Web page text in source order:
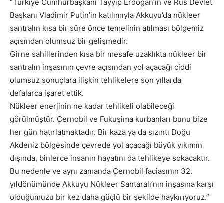
“Türkiye Cumhurbaşkanı Tayyip Erdoğan’ın ve Rus Devlet
Başkanı Vladimir Putin’in katılımıyla Akkuyu’da nükleer
santralın kısa bir süre önce temelinin atılması bölgemiz
açısından olumsuz bir gelişmedir.
Girne sahillerinden kısa bir mesafe uzaklıkta nükleer bir
santralın inşasının çevre açısından yol açacağı ciddi
olumsuz sonuçlara ilişkin tehlikelere son yıllarda
defalarca işaret ettik.
Nükleer enerjinin ne kadar tehlikeli olabileceği
görülmüştür. Çernobil ve Fukuşima kurbanları bunu bize
her gün hatırlatmaktadır. Bir kaza ya da sızıntı Doğu
Akdeniz bölgesinde çevrede yol açacağı büyük yıkımın
dışında, binlerce insanın hayatını da tehlikeye sokacaktır.
Bu nedenle ve aynı zamanda Çernobil faciasının 32.
yıldönümünde Akkuyu Nükleer Santaralı’nın inşasına karşı
olduğumuzu bir kez daha güçlü bir şekilde haykırıyoruz.”